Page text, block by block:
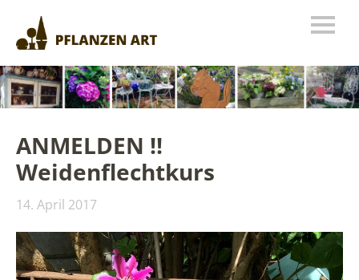
ANMELDEN !!
Weidenflechtkurs
14. April 2017